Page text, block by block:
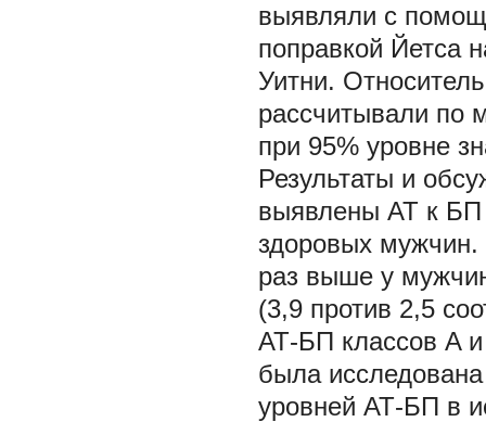
выявляли с
поправкой Йетса
Уитни.
рассчитывали по
при 95% уровне
Результаты и
выявлены АТ к БП
здоровых
раз выше у
(3,9 против 2,5
АТ-БП классов A
была исследована
уровней АТ-БП в